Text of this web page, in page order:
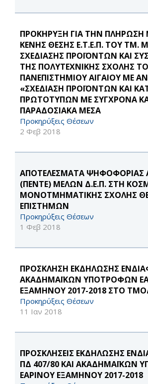
ΠΡΟΚΗΡΥΞΗ ΓΙΑ ΤΗΝ ΠΛΗΡΩΣΗ
ΚΕΝΗΣ ΘΕΣΗΣ Ε.Τ.Ε.Π. ΤΟΥ ΤΜ.
ΣΧΕΔΙΑΣΗΣ ΠΡΟΪΟΝΤΩΝ ΚΑΙ
ΤΗΣ ΠΟΛΥΤΕΧΝΙΚΗΣ ΣΧΟΛΗΣ
ΠΑΝΕΠΙΣΤΗΜΙΟΥ ΑΙΓΑΙΟΥ ΜΕ
«ΣΧΕΔΙΑΣΗ ΠΡΟΪΟΝΤΩΝ ΚΑΙ
ΠΡΩΤΟΤΥΠΩΝ ΜΕ ΣΥΓΧΡΟΝΑ
ΠΑΡΑΔΟΣΙΑΚΑ ΜΕΣΑ
Προκηρύξεις Θέσεων
2 Φεβ 2018
ΑΠΟΤΕΛΕΣΜΑΤΑ ΨΗΦΟΦΟΡΙΑΣ
(ΠΕΝΤΕ) ΜΕΛΩΝ Δ.Ε.Π. ΣΤΗ
ΜΟΝΟΤΜΗΜΑΤΙΚΗΣ ΣΧΟΛΗΣ
ΕΠΙΣΤΗΜΩΝ
Προκηρύξεις Θέσεων
1 Φεβ 2018
ΠΡΟΣΚΛΗΣΗ ΕΚΔΗΛΩΣΗΣ
ΑΚΑΔΗΜΑΪΚΩΝ ΥΠΟΤΡΟΦΩΝ
ΕΞΑΜΗΝΟΥ 2017-2018 ΣΤΟ
Προκηρύξεις Θέσεων
11 Ιαν 2018
ΠΡΟΣΚΛΗΣΕΙΣ ΕΚΔΗΛΩΣΗΣ
ΠΔ 407/80 ΚΑΙ ΑΚΑΔΗΜΑΪΚΩΝ
ΕΑΡΙΝΟΥ ΕΞΑΜΗΝΟΥ 2017-2018